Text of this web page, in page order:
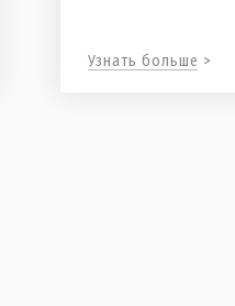
Узнать больше >